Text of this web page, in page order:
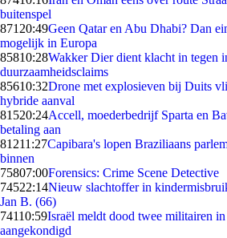
buitenspel
871 20:49Geen Qatar en Abu Dhabi? Dan
mogelijk in Europa
85810:28Wakker Dier dient klacht in tegen
duurzaamheidsclaims
85610:32Drone met explosieven bij Duits
hybride aanval
81520:24Accell, moederbedrijf Sparta en
betaling aan
81211:27Capibara's lopen Braziliaans
binnen
75807:00Forensics: Crime Scene Detective
74522:14Nieuw slachtoffer in
Jan B. (66)
74110:59Israël meldt dood twee militairen
aangekondigd